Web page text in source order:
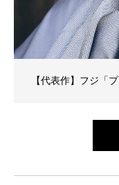
【代表作】フジ「